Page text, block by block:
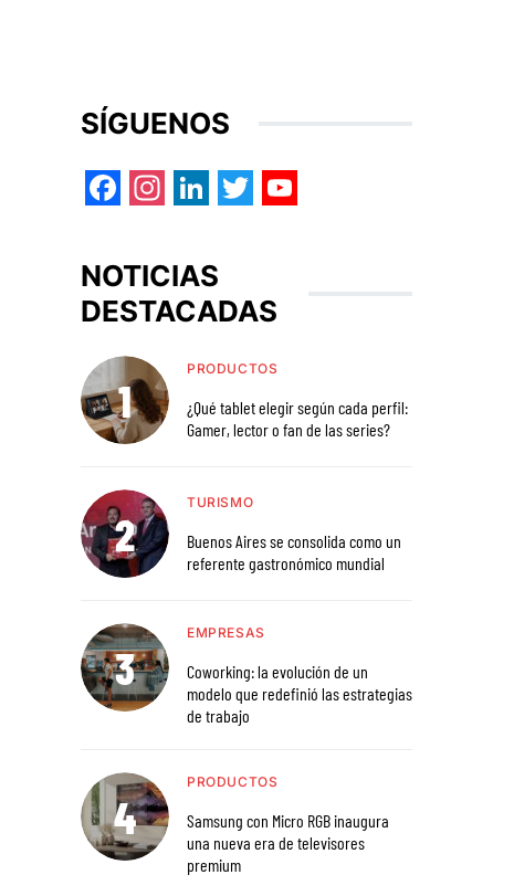
SÍGUENOS
NOTICIAS
DESTACADAS
PRODUCTOS
¿Qué tablet elegir según cada perfil:
Gamer, lector o fan de las series?
TURISMO
Buenos Aires se consolida como un
referente gastronómico mundial
EMPRESAS
Coworking: la evolución de un
modelo que redefinió las estrategias
de trabajo
PRODUCTOS
Samsung con Micro RGB inaugura
una nueva era de televisores
premium